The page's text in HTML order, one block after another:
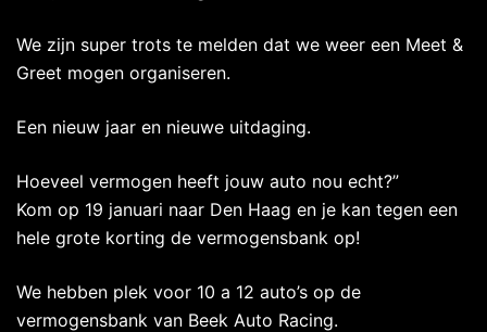
We zijn super trots te melden dat we weer een Meet &
Greet mogen organiseren.
Een nieuw jaar en nieuwe uitdaging.
Hoeveel vermogen heeft jouw auto nou echt?”
Kom op 19 januari naar Den Haag en je kan tegen een
hele grote korting de vermogensbank op!
We hebben plek voor 10 a 12 auto’s op de
vermogensbank van Beek Auto Racing.